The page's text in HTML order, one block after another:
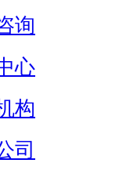
询
心
构
司